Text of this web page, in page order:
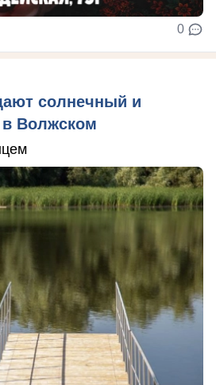
0
солнечный и
в Волжском